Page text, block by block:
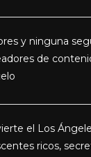
y ninguna
de
el Los
ricos,